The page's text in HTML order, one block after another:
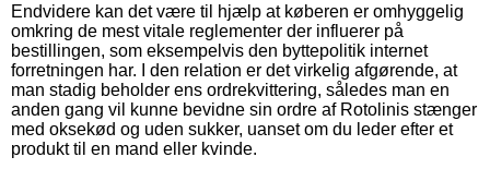
Endvidere kan det være til hjælp at køberen er omhyggelig
omkring de mest vitale reglementer der influerer på
bestillingen, som eksempelvis den byttepolitik internet
forretningen har. I den relation er det virkelig afgørende, at
man stadig beholder ens ordrekvittering, således man en
anden gang vil kunne bevidne sin ordre af Rotolinis stænger
med oksekød og uden sukker, uanset om du leder efter et
produkt til en mand eller kvinde.